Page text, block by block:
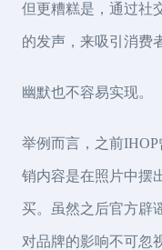
但更糟糕是，通过社
的发声，来吸引消费
幽默也不容易实现。
举例而言，之前
销内容是在照片中摆
买。虽然之后官方辟
对品牌的影响不可忽